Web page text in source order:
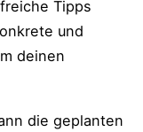
Tipps
und
deinen
die geplanten